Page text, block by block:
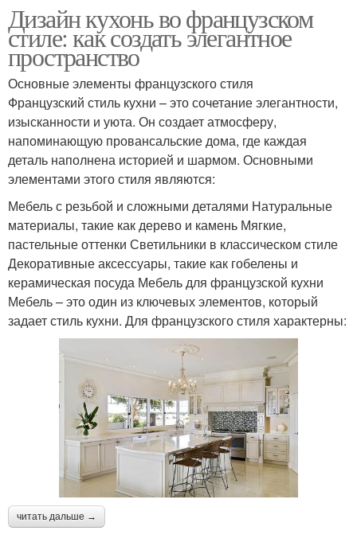
Дизайн кухонь во французском
стиле: как создать элегантное
пространство
Основные элементы французского стиля
Французский стиль кухни – это сочетание элегантности,
изысканности и уюта. Он создает атмосферу,
напоминающую провансальские дома, где каждая
деталь наполнена историей и шармом. Основными
элементами этого стиля являются:
Мебель с резьбой и сложными деталями Натуральные
материалы, такие как дерево и камень Мягкие,
пастельные оттенки Светильники в классическом стиле
Декоративные аксессуары, такие как гобелены и
керамическая посуда Мебель для французской кухни
Мебель – это один из ключевых элементов, который
задает стиль кухни. Для французского стиля характерны:
читать дальше →